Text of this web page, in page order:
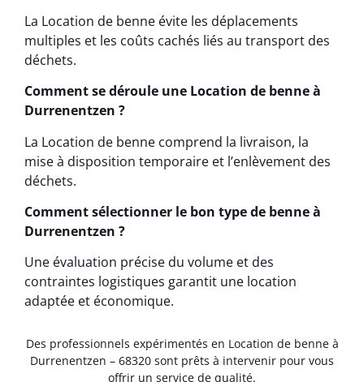
La Location de benne évite les déplacements
multiples et les coûts cachés liés au transport des
déchets.
Comment se déroule une Location de benne à
Durrenentzen ?
La Location de benne comprend la livraison, la
mise à disposition temporaire et l’enlèvement des
déchets.
Comment sélectionner le bon type de benne à
Durrenentzen ?
Une évaluation précise du volume et des
contraintes logistiques garantit une location
adaptée et économique.
Des professionnels expérimentés en Location de benne à
Durrenentzen – 68320 sont prêts à intervenir pour vous
offrir un service de qualité.